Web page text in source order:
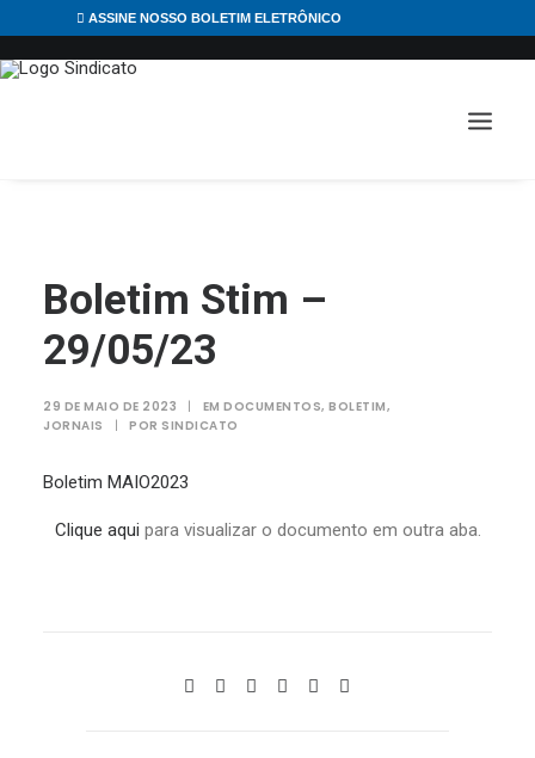
ASSINE NOSSO BOLETIM ELETRÔNICO
Boletim Stim –
29/05/23
29 DE MAIO DE 2023 | EM DOCUMENTOS, BOLETIM,
JORNAIS
| POR SINDICATO
Boletim MAIO2023
Clique aqui para visualizar o documento em outra aba.